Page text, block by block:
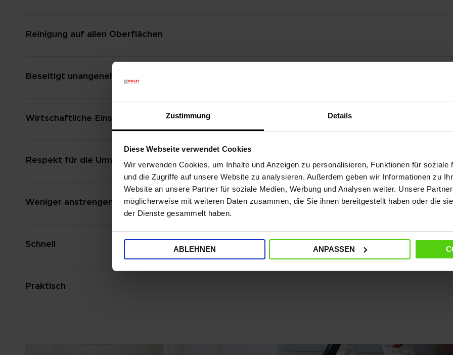
Zustimmung Details
Diese Webseite verwendet Cookies
Wir verwenden Cookies, um Inhalte und Anzeigen zu personalisieren, Funktionen für soziale
und die Zugriffe auf unsere Website zu analysieren. Außerdem geben wir Informationen zu
Website an unsere Partner für soziale Medien, Werbung und Analysen weiter. Unsere
möglicherweise mit weiteren Daten zusammen, die Sie ihnen bereitgestellt haben oder die
der Dienste gesammelt haben.
ABLEHNEN ANPASSEN
Reinigung auf allen Oberflächen
Beseitigt unangenehme Gerüche
Wirtschaftliche Einsparungen
Respekt für die Umwelt
Weniger anstrengend
Schnell
Praktisch